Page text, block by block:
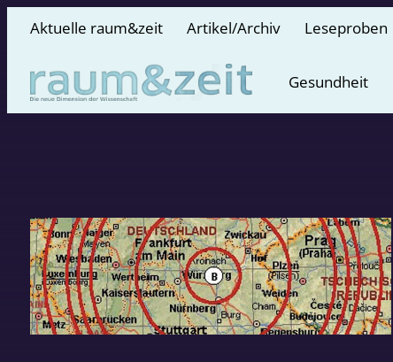
Aktuelle raum&zeit Artikel/Archiv Leseproben
Gesundheit